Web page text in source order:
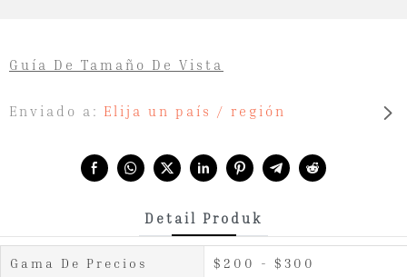
Enviado a: Elija un país / región
Guía De Tamaño De Vista
Detail Produk
Gama De Precios $200 - $300